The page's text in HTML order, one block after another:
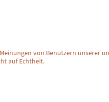
von Benutzern unserer
auf Echtheit.